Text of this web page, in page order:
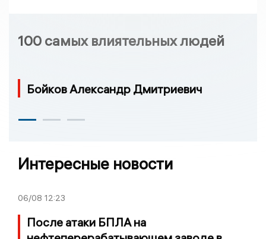
100 самых влиятельных людей
Бойков Александр Дмитриевич
Интересные новости
06/08 12:23
После атаки БПЛА на